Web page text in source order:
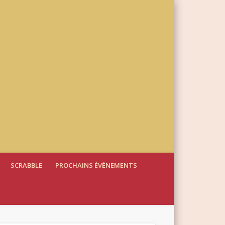
SCRABBLE PROCHAINS ÉVÉNEMENTS